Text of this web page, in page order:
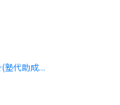
代助成...